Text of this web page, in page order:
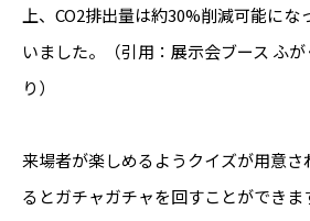
上、CO2排出量は約30%削減可能に
いました。（引用：展示会ブース ふ
り）
来場者が楽しめるようクイズが用意
るとガチャガチャを回すことができま